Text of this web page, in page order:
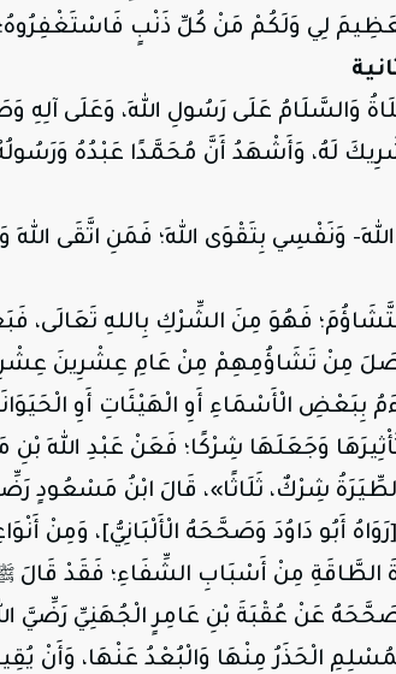
لِي وَلَكُمْ مَنْ كُلِّ ذَنْبٍ
وَالسَّلَامُ عَلَى رَسُولِ اللهِ، وَعَلَى آلِهِ
شَرِيكَ لَهُ، وَأَشْهَدُ أَنَّ مُحَمَّدًا عَبْدُهُ
وَنَفْسِي بِتَقْوَى اللهِ؛ فَمَنِ اتَّقَى اللهَ
فَهُوَ مِنَ الشِّرْكِ بِاللهِ
مِنْ تَشَاؤُمِهِمْ مِنْ عَامِ عِشْرِينَ
الْأَسْمَاءِ أَوِ الْهَيْئَاتِ أَوِ
تَأْثِيرَهَا وَجَعَلَهَا شِرْكًا؛ فَعَنْ عَبْدِ اللهِ
شِرْكٌ، ثَلَاثًا»، قَالَ ابْنُ مَسْعُودٍ
أَبُو دَاوُدَ وَصَحَّحَهُ الْأَلْبَانِيُّ]، وَمِنْ
الطَّاقَةِ مِنْ أَسْبَابِ الشِّفَاءِ؛ فَقَدْ
عَنْ عُقْبَةَ بْنِ عَامِرٍ الْجُهَنِيِّ رَضِّيَّ
الْحَذَرُ مِنْهَا وَالْبُعْدُ عَنْهَا، وَأَنْ